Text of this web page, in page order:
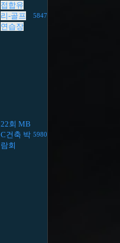
접합유
리-골프
연습장
5847
22회 MB
C건축 박
람회
5980